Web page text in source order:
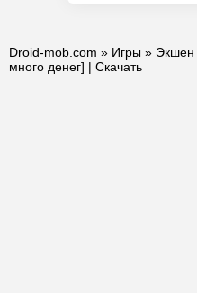
Droid-mob.com » Игры » Экшен
много денег] | Скачать